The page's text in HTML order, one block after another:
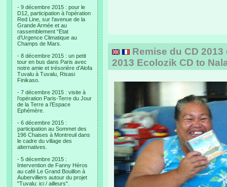
- 9 décembre 2015 : pour le
D12, participation à l’opération
Red Line, sur l’avenue de la
Grande Armée et au
rassemblement “Etat
d’Urgence Climatique au
Champs de Mars.
- 8 décembre 2015 : un petit
tour en bus dans Paris avec
notre amie et trésorière d’Alofa
Tuvalu à Tuvalu, Risasi
Finikaso.
- 7 décembre 2015 : visite à
l’opération Paris-Terre du Jour
de la Terre a l’Espace
Ephémère.
- 6 décembre 2015 :
participation au Sommet des
196 Chaises à Montreuil dans
le cadre du village des
alternatives.
- 5 décembre 2015 :
Intervention de Fanny Héros
au café Le Grand Bouillon à
Aubervilliers autour du projet
"Tuvalu: ici / ailleurs".
Remise du CD
2013 Ecolozik CD to